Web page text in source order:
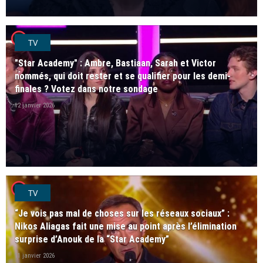
player2TV
"Star Academy" : Ambre, Bastiaan, Sarah et Victor
nommés, qui doit rester et se qualifier pour les demi-
finales ? Votez dans notre sondage
12 janvier 2026
player2TV
“Je vois pas mal de choses sur les réseaux sociaux” :
Nikos Aliagas fait une mise au point après l’élimination
surprise d’Anouk de la “Star Academy”
11 janvier 2026